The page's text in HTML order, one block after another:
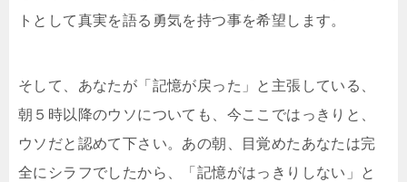
トとして真実を語る勇気を持つ事を希望します。
そして、あなたが「記憶が戻った」と主張している、
朝５時以降のウソについても、今ここではっきりと、
ウソだと認めて下さい。あの朝、目覚めたあなたは完
全にシラフでしたから、「記憶がはっきりしない」と